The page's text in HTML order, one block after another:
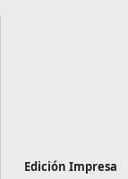
Edición Impresa